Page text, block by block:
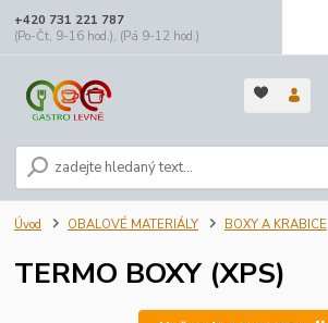
+420 731 221 787
(Po-Čt, 9-16 hod.), (Pá 9-12 hod.)
Úvod OBALOVÉ MATERIÁLY BOXY A KRABICE
TERMO BOXY (XPS)